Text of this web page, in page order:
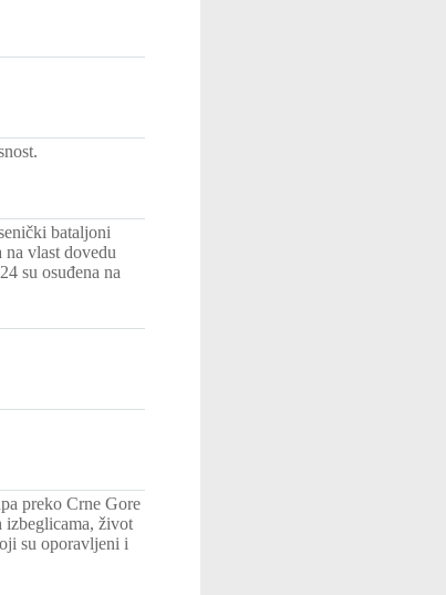
bataljoni
vlast dovedu
su osuđena na
preko Crne Gore
izbeglicama, život
su oporavljeni i